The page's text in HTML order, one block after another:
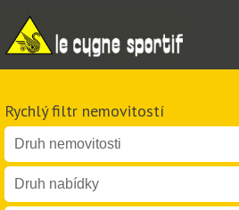
Rychlý filtr nemovitostí